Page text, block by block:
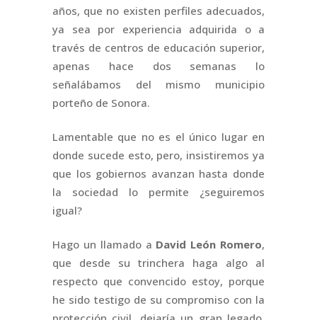
años, que no existen perfiles adecuados,
ya sea por experiencia adquirida o a
través de centros de educación superior,
apenas hace dos semanas lo
señalábamos del mismo municipio
porteño de Sonora.
Lamentable que no es el único lugar en
donde sucede esto, pero, insistiremos ya
que los gobiernos avanzan hasta donde
la sociedad lo permite ¿seguiremos
igual?
Hago un llamado a David León Romero,
que desde su trinchera haga algo al
respecto que convencido estoy, porque
he sido testigo de su compromiso con la